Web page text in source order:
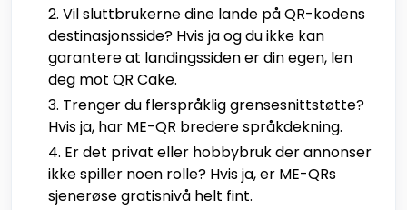
Vil sluttbrukerne dine lande på QR-kodens
destinasjonsside? Hvis ja og du ikke kan
garantere at landingssiden er din egen, len
deg mot QR Cake.
Trenger du flerspråklig grensesnittstøtte?
Hvis ja, har ME-QR bredere språkdekning.
Er det privat eller hobbybruk der annonser
ikke spiller noen rolle? Hvis ja, er ME-QRs
sjenerøse gratisnivå helt fint.